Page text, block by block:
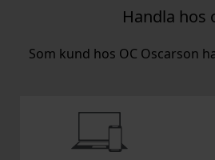
Handla hos
Som kund hos OC Oscarson